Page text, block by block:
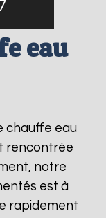
eau
chauffe eau
rencontrée
notre
est à
rapidement